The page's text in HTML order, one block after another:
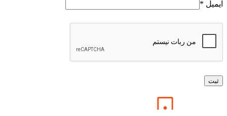
ایمیل *